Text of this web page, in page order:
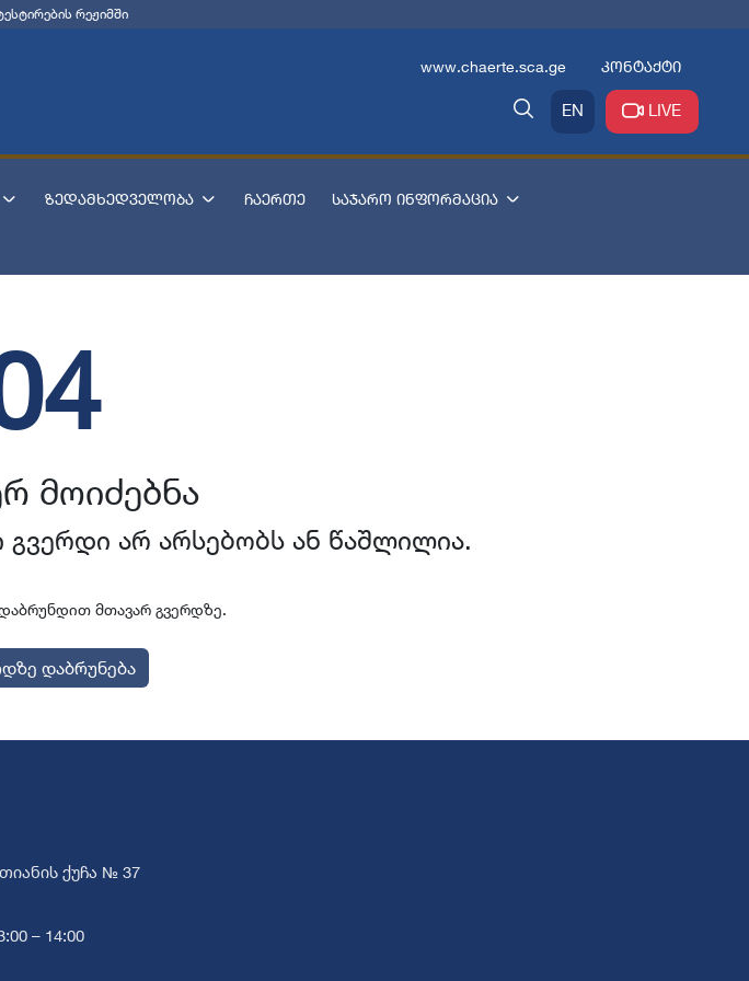
რეჟიმში
www.chaerte.sca.ge კონტაქტი
EN LIVE
ზედამხედველობა ჩაერთე საჯარო ინფორმაცია
მოიძებნა
არ არსებობს ან წაშლილია.
მთავარ გვერდზე.
დაბრუნება
ქუჩა № 37
– 14:00